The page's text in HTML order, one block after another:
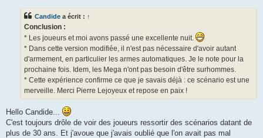
Candide a écrit : ↑
Conclusion :
* Les joueurs et moi avons passé une excellente nuit.
* Dans cette version modifiée, il n'est pas nécessaire d'avoir autant
d'armement, en particulier les armes automatiques. Je le note pour la
prochaine fois. Idem, les Mega n'ont pas besoin d'être surhommes.
* Cette expérience confirme ce que je savais déjà : ce scénario est une
merveille. Merci Pierre Lejoyeux et repose en paix !
Hello Candide...
C'est toujours drôle de voir des joueurs ressortir des scénarios datant de
plus de 30 ans. Et j'avoue que j'avais oublié que l'on avait pas mal